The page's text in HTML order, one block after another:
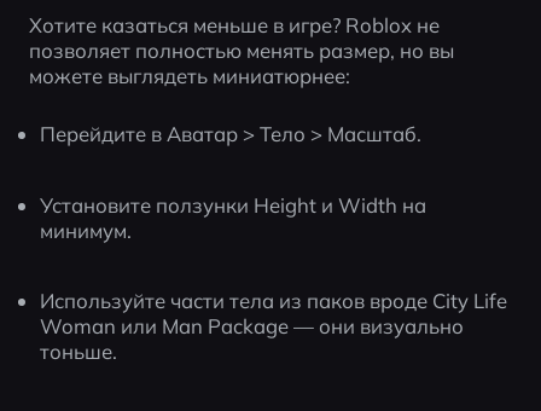
Хотите казаться меньше в игре? Roblox не
позволяет полностью менять размер, но вы
можете выглядеть миниатюрнее:
Перейдите в Аватар > Тело > Масштаб.
Установите ползунки Height и Width на
минимум.
Используйте части тела из паков вроде City Life
Woman или Man Package — они визуально
тоньше.